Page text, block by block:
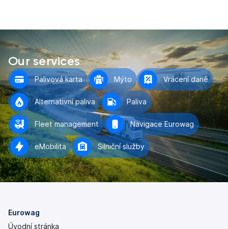
Our services
Palivová karta Mýto Vrácení daně
Alternativní paliva Paliva
Fleet management Navigace Eurowag
eMobilita Silniční služby
Eurowag
Úvodní stránka